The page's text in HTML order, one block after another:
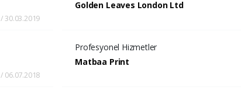
/ 30.03.2019
Golden Leaves London Ltd
/ 06.07.2018
Profesyonel Hizmetler
Matbaa Print